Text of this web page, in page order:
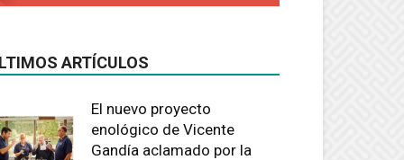
ARTÍCULOS
El nuevo proyecto
enológico de Vicente
Gandía aclamado por la